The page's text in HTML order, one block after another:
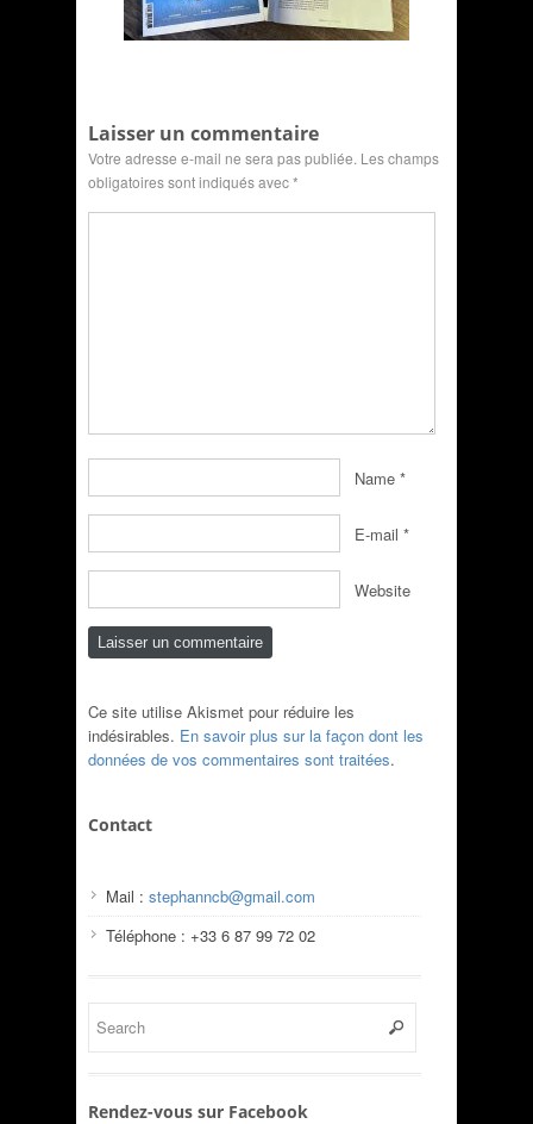
Laisser un commentaire
Votre adresse e-mail ne sera pas publiée. Les champs
obligatoires sont indiqués avec*
Name *
E-mail *
Website
Ce site utilise Akismet pour réduire les
indésirables. En savoir plus sur la façon dont les
données de vos commentaires sont traitées.
Contact
Mail : stephanncb@gmail.com
Téléphone : +33 6 87 99 72 02
Rendez-vous sur Facebook